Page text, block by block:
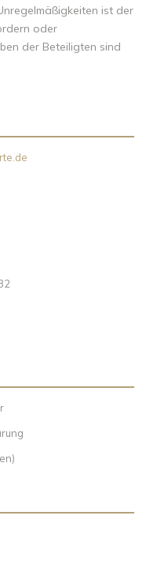
ist der
oder
der Beteiligten sind